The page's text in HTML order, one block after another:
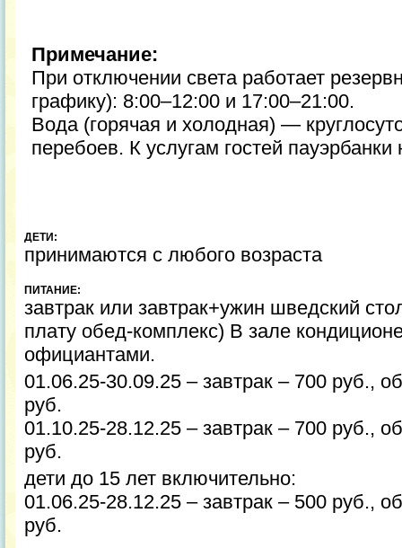
Примечание:
При отключении света работает
графику): 8:00–12:00 и 17:00–21:00.
Вода (горячая и холодная) —
перебоев. К услугам гостей
ДЕТИ:
принимаются с любого возраста
ПИТАНИЕ:
завтрак или завтрак+ужин шведский
плату обед-комплекс) В зале
официантами.
01.06.25-30.09.25 – завтрак – 700 руб.,
руб.
01.10.25-28.12.25 – завтрак – 700 руб.,
руб.
дети до 15 лет включительно:
01.06.25-28.12.25 – завтрак – 500 руб.,
руб.